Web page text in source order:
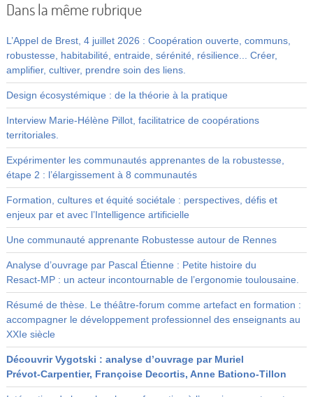
Dans la même rubrique
L’Appel de Brest, 4 juillet 2026 : Coopération ouverte, communs,
robustesse, habitabilité, entraide, sérénité, résilience... Créer,
amplifier, cultiver, prendre soin des liens.
Design écosystémique : de la théorie à la pratique
Interview Marie-Hélène Pillot, facilitatrice de coopérations
territoriales.
Expérimenter les communautés apprenantes de la robustesse,
étape 2 : l’élargissement à 8 communautés
Formation, cultures et équité sociétale : perspectives, défis et
enjeux par et avec l’Intelligence artificielle
Une communauté apprenante Robustesse autour de Rennes
Analyse d’ouvrage par Pascal Étienne : Petite histoire du
Resact‑MP : un acteur incontournable de l’ergonomie toulousaine.
Résumé de thèse. Le théâtre-forum comme artefact en formation :
accompagner le développement professionnel des enseignants au
XXIe siècle
Découvrir Vygotski : analyse d’ouvrage par Muriel
Prévot‑Carpentier, Françoise Decortis, Anne Bationo‑Tillon